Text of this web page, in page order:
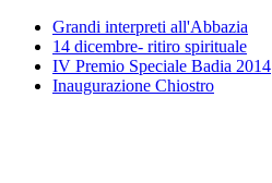
Grandi interpreti all'Abbazia
14 dicembre- ritiro spirituale
IV Premio Speciale Badia 2014
Inaugurazione Chiostro